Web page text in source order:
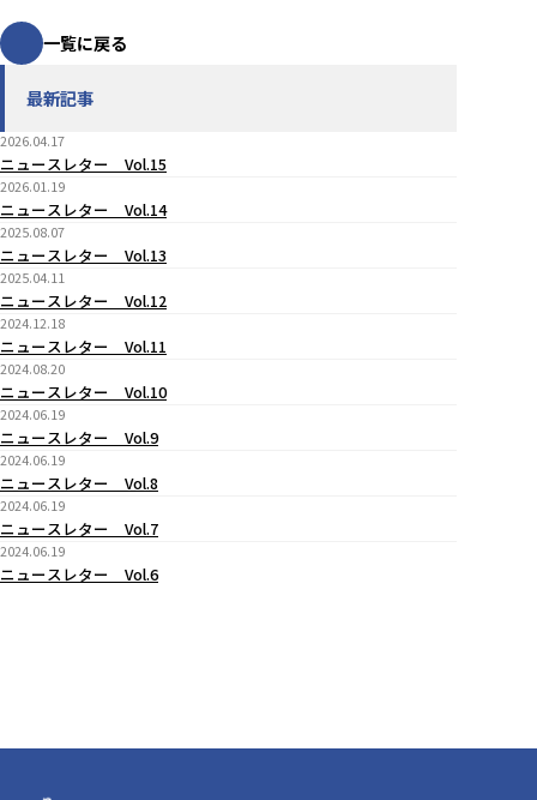
最新記事
2026.04.17
ニュースレター Vol.15
2026.01.19
ニュースレター Vol.14
2025.08.07
ニュースレター Vol.13
2025.04.11
ニュースレター Vol.12
2024.12.18
ニュースレター Vol.11
2024.08.20
ニュースレター Vol.10
2024.06.19
ニュースレター Vol.9
2024.06.19
ニュースレター Vol.8
2024.06.19
ニュースレター Vol.7
2024.06.19
ニュースレター Vol.6
一覧に戻る